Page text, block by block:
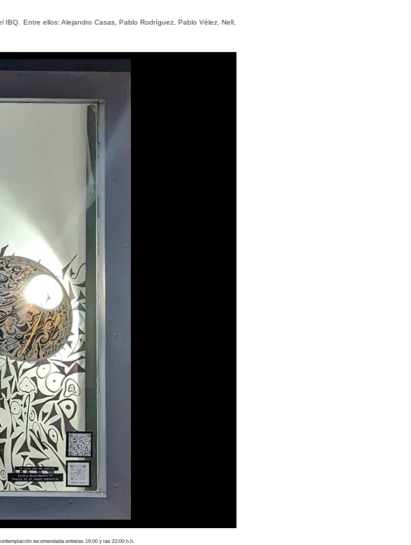
Entre ellos: Alejandro Casas, Pablo Rodríguez, Pablo Vélez, Nell,
recomendada entrelas 19:00 y las 22:00 h.h.